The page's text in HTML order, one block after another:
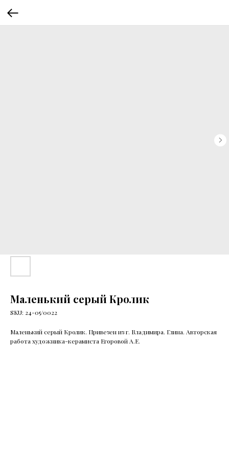
Маленький серый Кролик
SKU: 24-05/0022
Маленький серый Кролик. Привезен из г. Владимира. Глина. Авторская
работа художника-керамиста Егоровой А.Е.